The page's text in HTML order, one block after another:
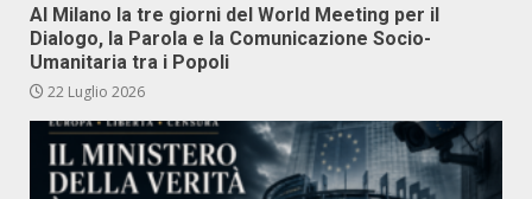
Al Milano la tre giorni del World Meeting per il
Dialogo, la Parola e la Comunicazione Socio-
Umanitaria tra i Popoli
22 Luglio 2026